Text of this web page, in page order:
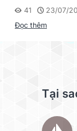
Supvan G15M
41
23/07/
Đọc thêm
Tại